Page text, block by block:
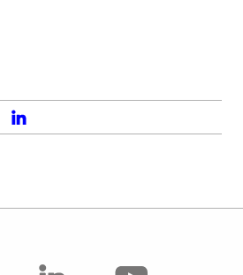
linkedin